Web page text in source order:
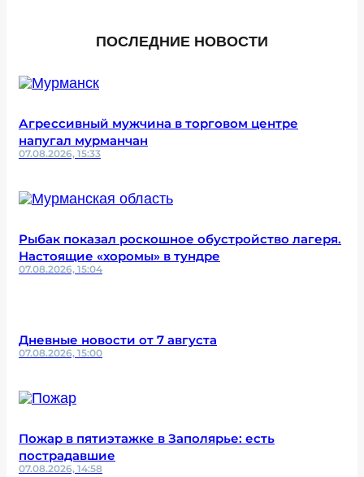
ПОСЛЕДНИЕ НОВОСТИ
Агрессивный мужчина в торговом центре
напугал мурманчан
07.08.2026, 15:33
Рыбак показал роскошное обустройство лагеря.
Настоящие «хоромы» в тундре
07.08.2026, 15:04
Дневные новости от 7 августа
07.08.2026, 15:00
Пожар в пятиэтажке в Заполярье: есть
пострадавшие
07.08.2026, 14:58